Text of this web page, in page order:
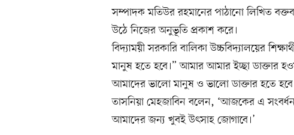
সম্পাদক মতিউর রহমানের পাঠানো লিখিত
উঠে নিজের অনুভূতি প্রকাশ করে।
বিদ্যাময়ী সরকারি বালিকা উচ্চবিদ্যালয়ের
মানুষ হতে হবে।” আমার আমার ইচ্ছা ডাক্তার
আমাদের ভালো মানুষ ও ভালো ডাক্তার হতে
তাসনিয়া মেহজাবিন বলেন, ‘আজকের এ
আমাদের জন্য খুবই উৎসাহ জোগাবে।’